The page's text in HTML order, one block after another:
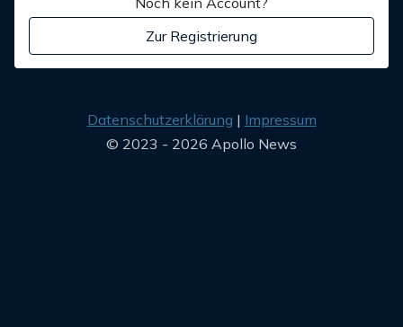
Zur Registrierung
Datenschutzerklärung
Impressum
© 2023 - 2026 Apollo News